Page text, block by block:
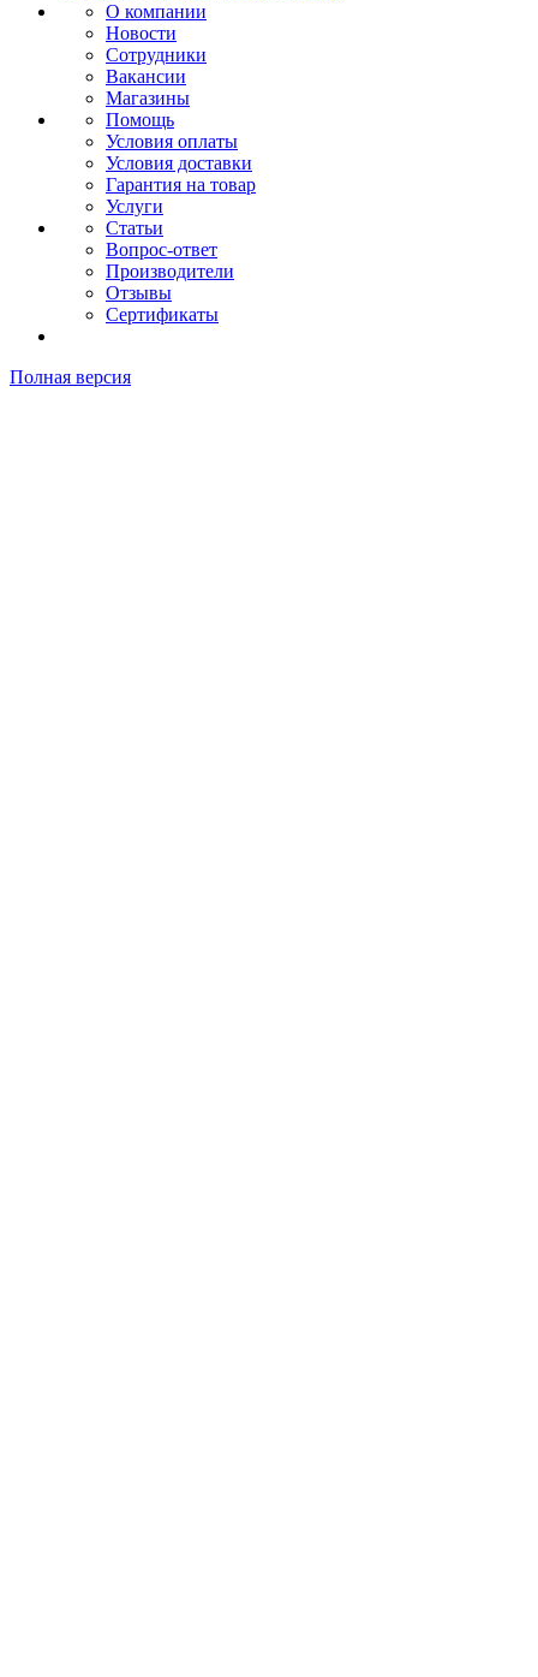
О компании
Новости
Сотрудники
Вакансии
Магазины
Помощь
Условия оплаты
Условия доставки
Гарантия на товар
Услуги
Статьи
Вопрос-ответ
Производители
Отзывы
Сертификаты
Полная версия